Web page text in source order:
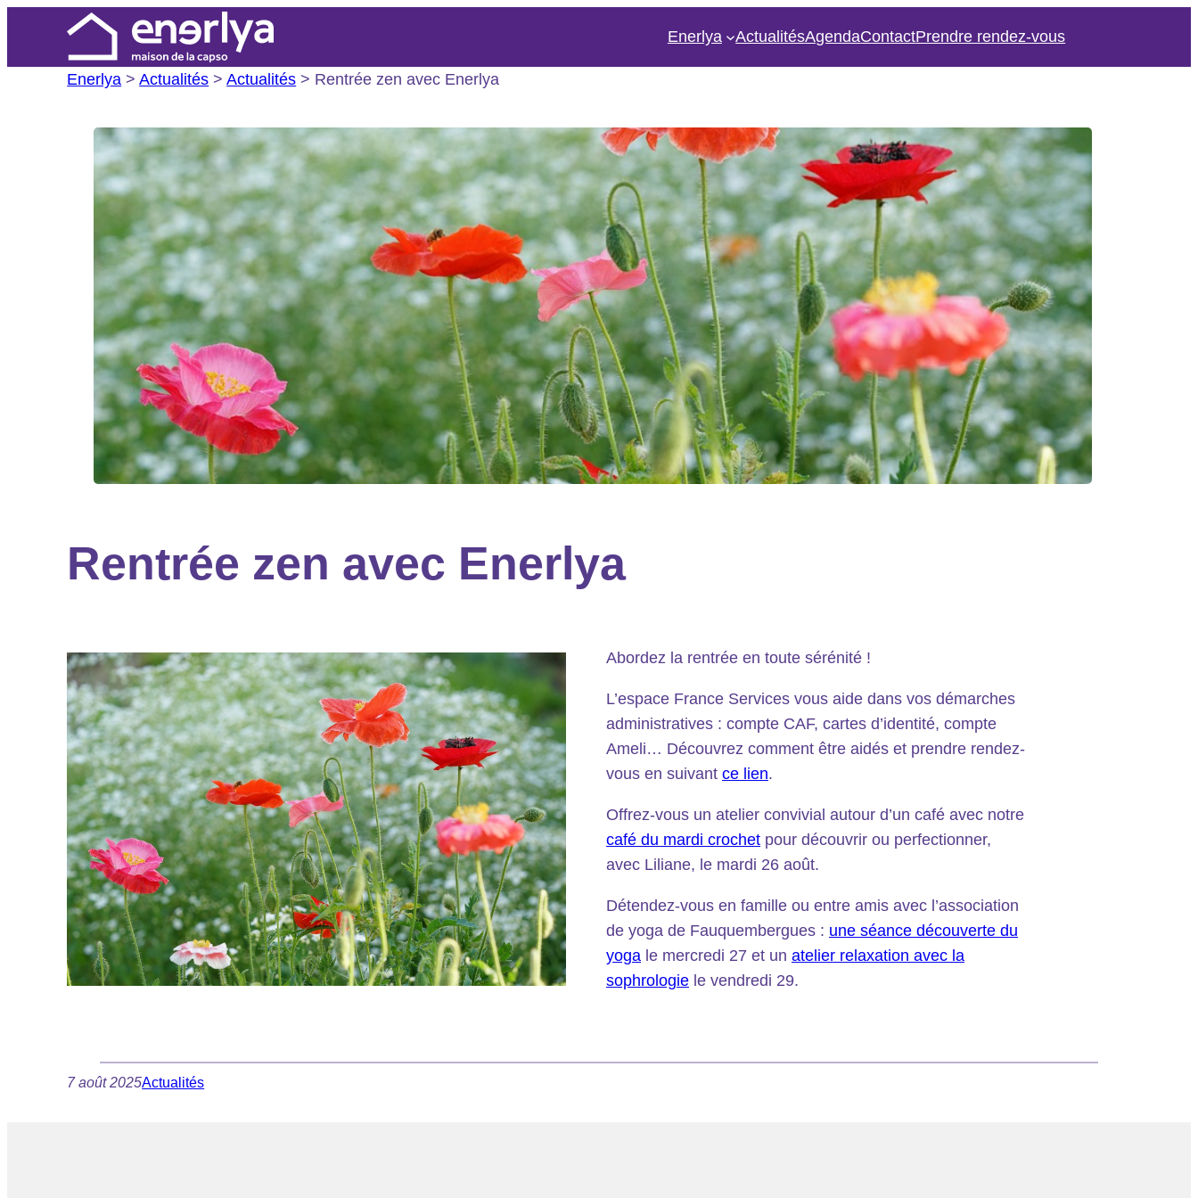
contenu
Enerlya ActualitésAgendaContactPrendre rendez-vous
Enerlya >Actualités >Actualités > Rentrée zen avec Enerlya
Rentrée zen avec Enerlya
Abordez la rentrée en toute sérénité !
L’espace France Services vous aide dans vos démarches
administratives : compte CAF, cartes d’identité, compte
Ameli… Découvrez comment être aidés et prendre rendez-
vous en suivant ce lien.
Offrez-vous un atelier convivial autour d’un café avec notre
café du mardi crochetpour découvrir ou perfectionner,
avec Liliane, le mardi 26 août.
Détendez-vous en famille ou entre amis avec l’association
de yoga de Fauquembergues : une séance découverte du
yogale mercredi 27 et un atelier relaxation avec la
sophrologiele vendredi 29.
7 août 2025Actualités